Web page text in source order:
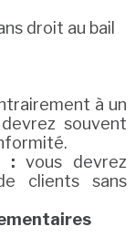
droit au bail
à un
souvent
: vous devrez
clients sans